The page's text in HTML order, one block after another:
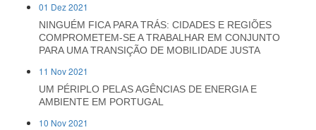
01 Dez 2021
NINGUÉM FICA PARA TRÁS: CIDADES E REGIÕES
COMPROMETEM-SE A TRABALHAR EM CONJUNTO
PARA UMA TRANSIÇÃO DE MOBILIDADE JUSTA
11 Nov 2021
UM PÉRIPLO PELAS AGÊNCIAS DE ENERGIA E
AMBIENTE EM PORTUGAL
10 Nov 2021